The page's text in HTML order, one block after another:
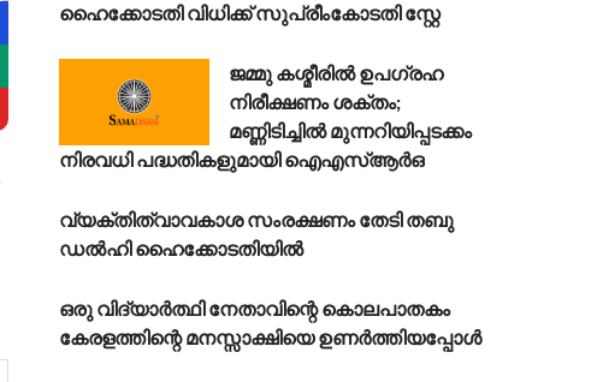
ഹൈക്കോടതി വിധിക്ക് സുപ്രീംകോടതി സ്റ്റേ
ജമ്മു കശ്മീരിൽ ഉപഗ്രഹ
നിരീക്ഷണം ശക്തം;
മണ്ണിടിച്ചിൽ മുന്നറിയിപ്പടക്കം
നിരവധി പദ്ധതികളുമായി ഐഎസ്ആർഒ
വ്യക്തിത്വാവകാശ സംരക്ഷണം തേടി തബു
ഡൽഹി ഹൈക്കോടതിയിൽ
ഒരു വിദ്യാർത്ഥി നേതാവിന്റെ കൊലപാതകം
കേരളത്തിന്റെ മനസ്സാക്ഷിയെ ഉണർത്തിയപ്പോൾ